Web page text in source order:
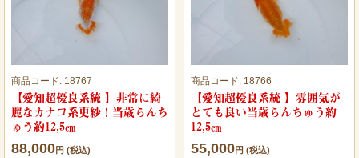
商品コード: 18767
【愛知超優良系統 】非常に綺
麗なカナコ系更紗！当歳らんち
ゅう約12,5㎝
88,000円 (税込)
商品コード: 18766
【愛知超優良系統 】雰囲気が
とても良い当歳らんちゅう約
12,5㎝
55,000円 (税込)